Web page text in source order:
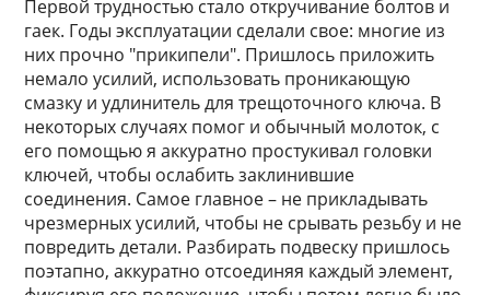
Первой трудностью стало откручивание болтов и
гаек. Годы эксплуатации сделали свое: многие из
них прочно "прикипели". Пришлось приложить
немало усилий, использовать проникающую
смазку и удлинитель для трещоточного ключа. В
некоторых случаях помог и обычный молоток, с
его помощью я аккуратно простукивал головки
ключей, чтобы ослабить заклинившие
соединения. Самое главное – не прикладывать
чрезмерных усилий, чтобы не срывать резьбу и не
повредить детали. Разбирать подвеску пришлось
поэтапно, аккуратно отсоединяя каждый элемент,